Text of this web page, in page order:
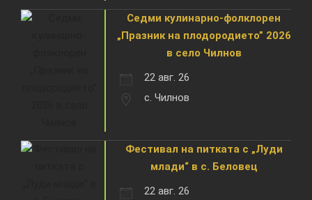
Седми кулинарно-фолклорен
„Празник на плодородието” 2026
в село Чилнов
22 авг. 26
с. Чилнов
Фестивал на питката с „Луди
млади“ в с. Беловец
22 авг. 26